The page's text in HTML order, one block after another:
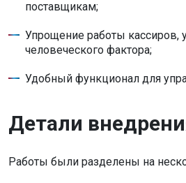
поставщикам;
Упрощение работы кассиров,
человеческого фактора;
Удобный функционал для
Детали
Работы были разделены на